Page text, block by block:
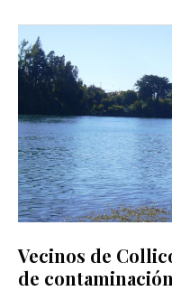
Vecinos de
de